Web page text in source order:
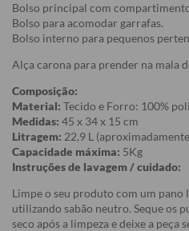
Bolso principal com
Bolso para acomodar garrafas.
Bolso interno para pequenos
Alça carona para prender na mala
Composição:
Material: Tecido e Forro: 100%
Medidas: 45 x 34 x 15 cm
Litragem: 22,9 L
Capacidade máxima: 5Kg
Instruções de lavagem / cuidado:
Limpe o seu produto com um pano
utilizando sabão neutro. Seque os
seco após a limpeza e deixe a peça